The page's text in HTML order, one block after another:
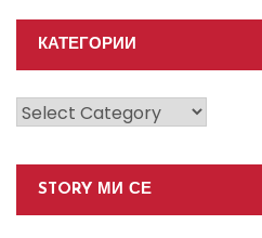
КАТЕГОРИИ
Категории
STORY МИ СЕ